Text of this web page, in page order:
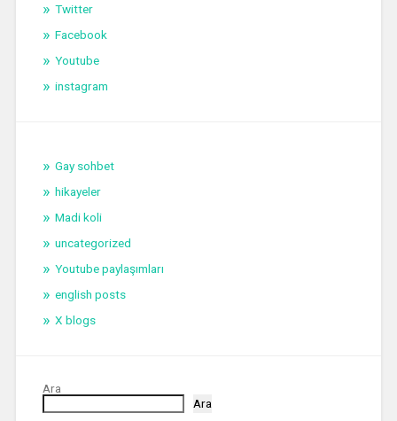
Twitter
Facebook
Youtube
instagram
Gay sohbet
hikayeler
Madi koli
uncategorized
Youtube paylaşımları
english posts
X blogs
Ara
Ara